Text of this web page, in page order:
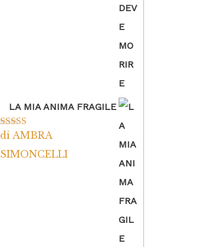
LA MIA ANIMA FRAGILE
Valutato5su
di AMBRA
SIMONCELLI